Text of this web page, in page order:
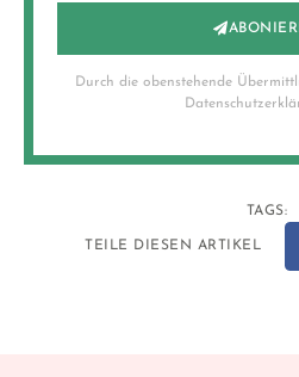
Durch die obenstehende
TAGS:
TEILE DIESEN ARTIKEL